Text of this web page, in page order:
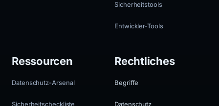
Sicherheitstools
Entwickler-Tools
Ressourcen
Datenschutz-Arsenal
Sicherheitscheckliste
Rechtliches
Begriffe
Datenschutz